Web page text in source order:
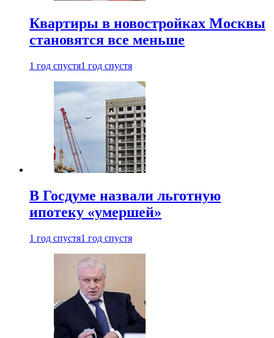
Квартиры в новостройках Москвы
становятся все меньше
1 год спустя1 год спустя
В Госдуме назвали льготную
ипотеку «умершей»
1 год спустя1 год спустя